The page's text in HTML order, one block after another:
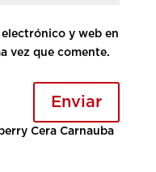
y web en
vez que comente.
Enviar
Cera Carnauba